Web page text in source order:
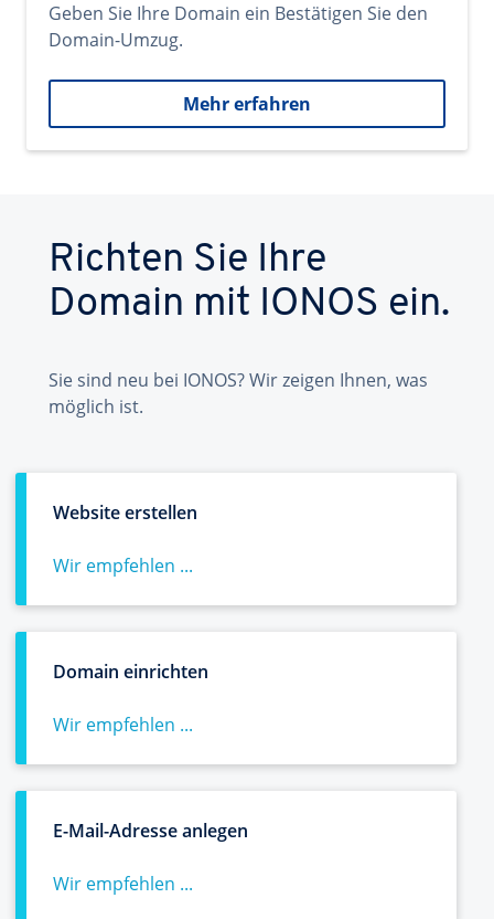
Geben Sie Ihre Domain ein Bestätigen Sie den
Domain-Umzug.
Mehr erfahren
Richten Sie Ihre
Domain mit IONOS ein.
Sie sind neu bei IONOS? Wir zeigen Ihnen, was
möglich ist.
Website erstellen
Wir empfehlen ...
Domain einrichten
Wir empfehlen ...
E-Mail-Adresse anlegen
Wir empfehlen ...